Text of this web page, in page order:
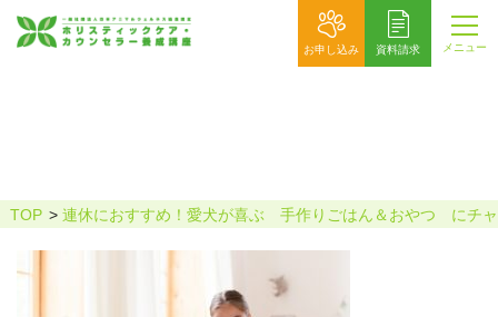
お申し込み 資料請求 メニュー
TOP 連休におすすめ！愛犬が喜ぶ 手作りごはん＆おやつ にチ